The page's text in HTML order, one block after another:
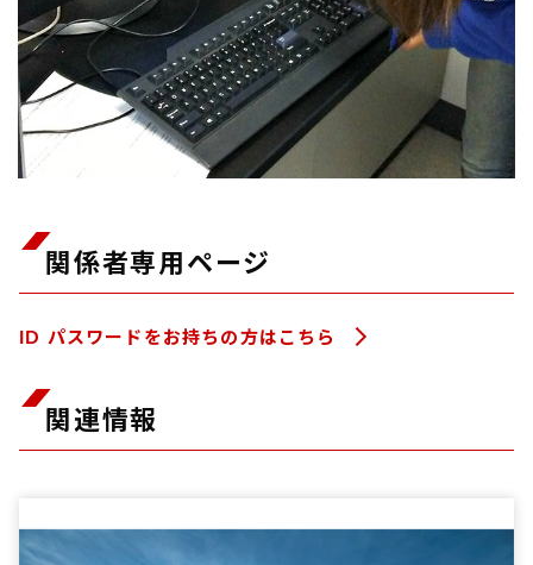
関係者専用ページ
ID パスワードをお持ちの方はこちら
関連情報